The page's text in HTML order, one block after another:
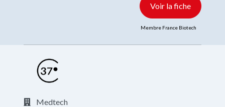
Voir la fiche
Membre France Biotech
Medtech